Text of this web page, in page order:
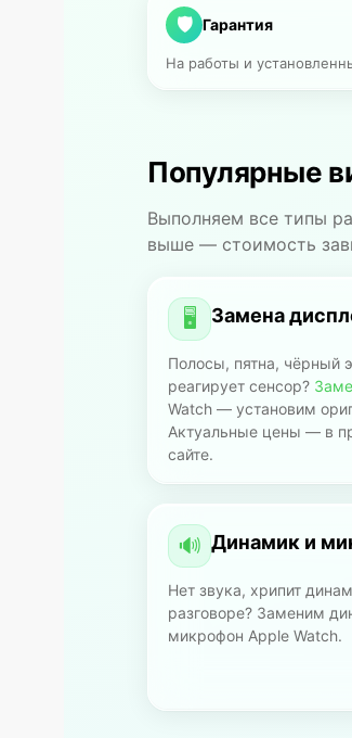
🛡 Гарантия
На работы и
Популярные
Выполняем все типы
выше — стоимость
🖥 Замена
Полосы, пятна, чёрный
реагирует сенсор?
Watch — установим
Актуальные цены — в
сайте.
🔊 Динамик и
Нет звука, хрипит
разговоре? Заменим
микрофон Apple Watch.